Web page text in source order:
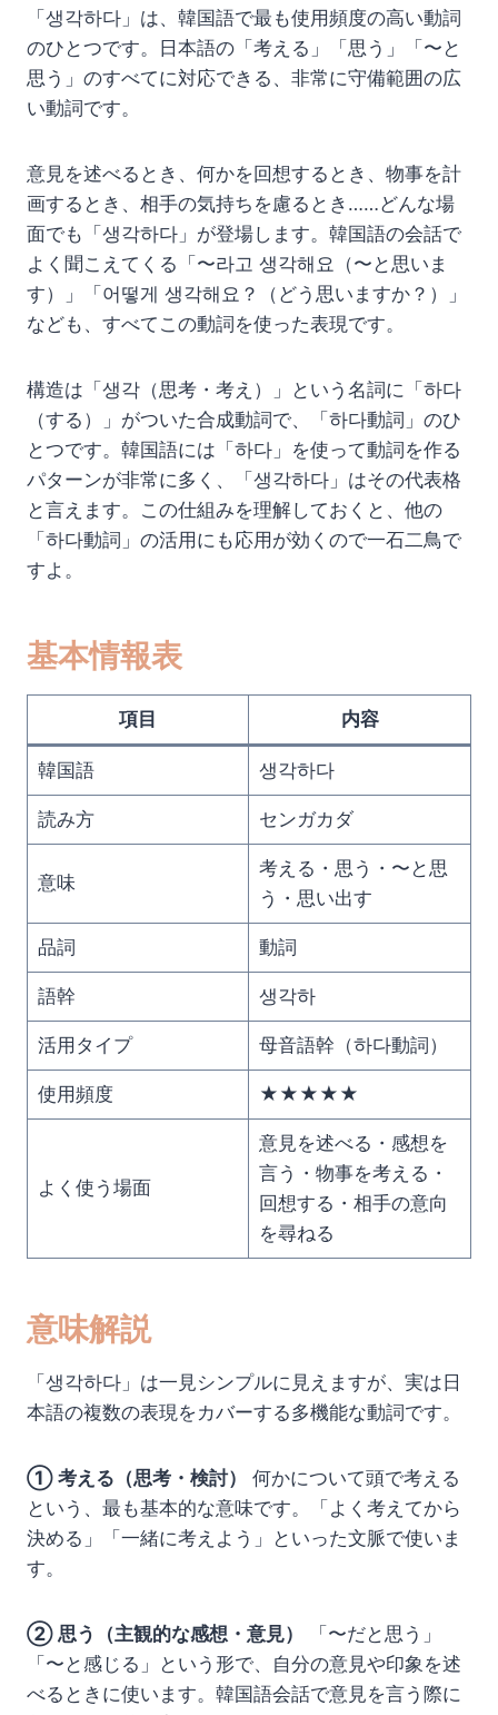
「생각하다」は、韓国語で最も使用頻度の高い動詞
のひとつです。日本語の「考える」「思う」「〜と
思う」のすべてに対応できる、非常に守備範囲の広
い動詞です。
意見を述べるとき、何かを回想するとき、物事を計
画するとき、相手の気持ちを慮るとき……どんな場
面でも「생각하다」が登場します。韓国語の会話で
よく聞こえてくる「〜라고 생각해요（〜と思いま
す）」「어떻게 생각해요？（どう思いますか？）」
なども、すべてこの動詞を使った表現です。
構造は「생각（思考・考え）」という名詞に「하다
（する）」がついた合成動詞で、「하다動詞」のひ
とつです。韓国語には「하다」を使って動詞を作る
パターンが非常に多く、「생각하다」はその代表格
と言えます。この仕組みを理解しておくと、他の
「하다動詞」の活用にも応用が効くので一石二鳥で
すよ。
基本情報表
項目 内容
韓国語 생각하다
読み方 センガカダ
意味
考える・思う・〜と思
う・思い出す
品詞 動詞
語幹 생각하
活用タイプ 母音語幹（하다動詞）
使用頻度 ★★★★★
よく使う場面
意見を述べる・感想を
言う・物事を考える・
回想する・相手の意向
を尋ねる
意味解説
「생각하다」は一見シンプルに見えますが、実は日
本語の複数の表現をカバーする多機能な動詞です。
① 考える（思考・検討）
何かについて頭で考える
という、最も基本的な意味です。「よく考えてから
決める」「一緒に考えよう」といった文脈で使いま
す。
② 思う（主観的な感想・意見）
「〜だと思う」
「〜と感じる」という形で、自分の意見や印象を述
べるときに使います。韓国語会話で意見を言う際に